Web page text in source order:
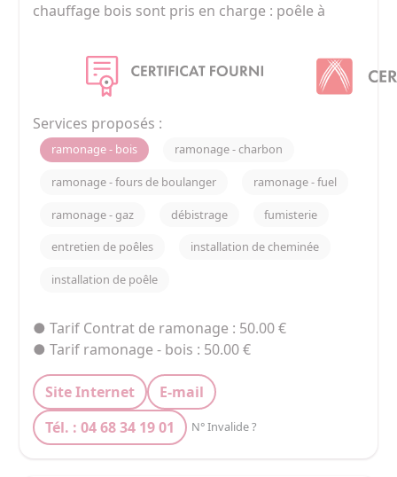
chauffage bois sont pris en charge : poêle à
bois. Sans oublier des chaudières au fioul, qui
sont petit à petit en voie de disparition.
Société créée en 1996 repris par les les fils de
Monsieur PEREZ en 2022. La SAS PIA RAMONAGE
vous delivres un certificat de ramonage pour
vos assurances agree par le groupe AXA .
Services proposés :
ramonage - bois ramonage - charbon
ramonage - fours de boulanger ramonage - fuel
ramonage - gaz débistrage fumisterie
entretien de poêles installation de cheminée
installation de poêle
● Tarif Contrat de ramonage : 50.00 €
● Tarif ramonage - bois : 50.00 €
Site Internet
E-mail
Tél. : 04 68 34 19 01
N° Invalide ?